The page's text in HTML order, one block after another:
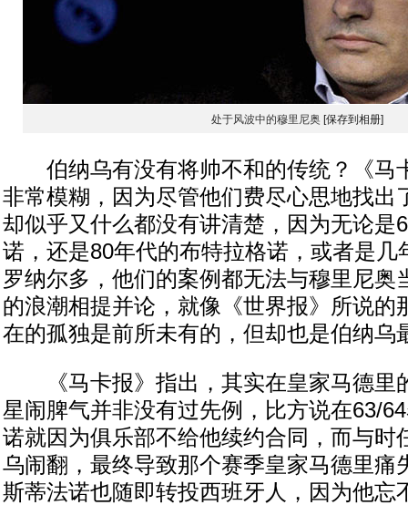
处于风波中的穆里尼奥 [保存到相册]
伯纳乌有没有将帅不和的传统？《马
非常模糊，因为尽管他们费尽心思地找出
却似乎又什么都没有讲清楚，因为无论是
诺，还是80年代的布特拉格诺，或者是几
罗纳尔多，他们的案例都无法与穆里尼奥
的浪潮相提并论，就像《世界报》所说的
在的孤独是前所未有的，但却也是伯纳乌
《马卡报》指出，其实在皇家马德里
星闹脾气并非没有过先例，比方说在63/
诺就因为俱乐部不给他续约合同，而与时
乌闹翻，最终导致那个赛季皇家马德里痛
斯蒂法诺也随即转投西班牙人，因为他忘